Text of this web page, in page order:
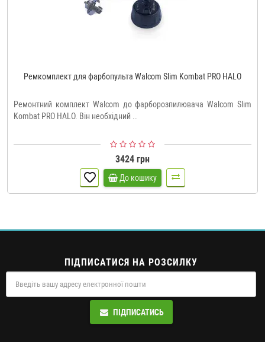
Ремкомплект для фарбопульта Walcom Slim Kombat PRO HALO
Ремонтний комплект Walcom до фарборозпилювача Walcom Slim
Kombat PRO HALO. Він необхідний ..
3424 грн
До кошику
ПІДПИСАТИСЯ НА РОЗСИЛКУ
ПІДПИСАТИСЬ